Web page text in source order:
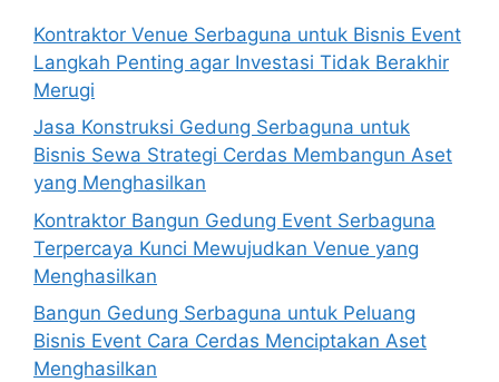
Kontraktor Venue Serbaguna untuk Bisnis Event
Langkah Penting agar Investasi Tidak Berakhir
Merugi
Jasa Konstruksi Gedung Serbaguna untuk
Bisnis Sewa Strategi Cerdas Membangun Aset
yang Menghasilkan
Kontraktor Bangun Gedung Event Serbaguna
Terpercaya Kunci Mewujudkan Venue yang
Menghasilkan
Bangun Gedung Serbaguna untuk Peluang
Bisnis Event Cara Cerdas Menciptakan Aset
Menghasilkan